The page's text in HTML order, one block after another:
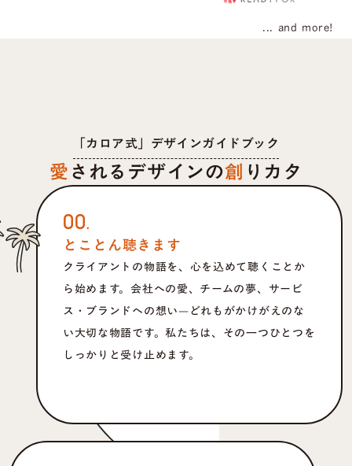
... and more!
「カロア式」デザインガイドブック
愛されるデザインの創りカタ
00.
とことん聴きます
クライアントの物語を、心を込めて聴くことか
ら始めます。会社への愛、チームの夢、サービ
ス・ブランドへの想い—どれもがかけがえのな
い大切な物語です。私たちは、その一つひとつを
しっかりと受け止めます。